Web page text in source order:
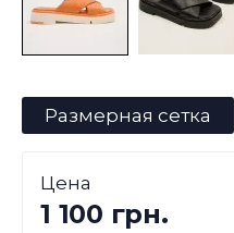
Размерная сетка
Цена
1 100 грн.